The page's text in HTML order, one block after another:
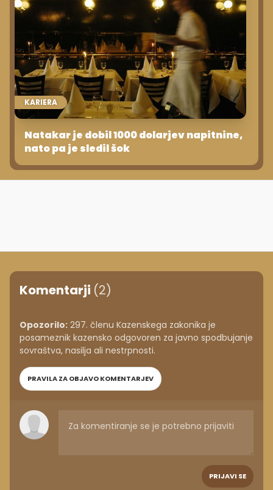
KARIERA
Natakar je dobil 1000 dolarjev napitnine,
nato pa je sledil šok
Komentarji (2)
Opozorilo: 297. členu Kazenskega zakonika je
posameznik kazensko odgovoren za javno spodbujanje
sovraštva, nasilja ali nestrpnosti.
PRAVILA ZA OBJAVO KOMENTARJEV
PRIJAVI SE